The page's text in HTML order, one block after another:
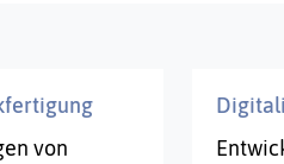
von